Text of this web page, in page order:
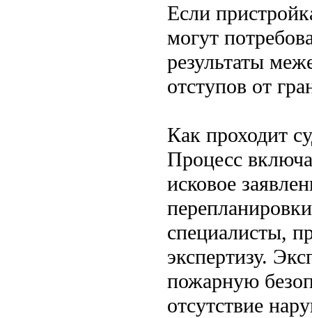
Если
могут
результаты
отступов от
Как проходит
Процесс
исковое
специалисты,
экспертизу.
пожарную
отсутствие